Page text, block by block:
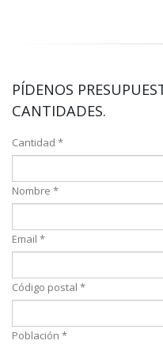
PÍDENOS
CANTIDADES.
Cantidad *
Nombre *
Email *
Código postal *
Población *